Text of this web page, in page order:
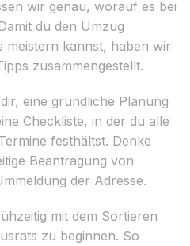
wir genau, worauf es bei
du den Umzug
meistern kannst, haben wir
zusammengestellt.
eine gründliche Planung
Checkliste, in der du alle
festhältst. Denke
Beantragung von
der Adresse.
mit dem Sortieren
zu beginnen. So